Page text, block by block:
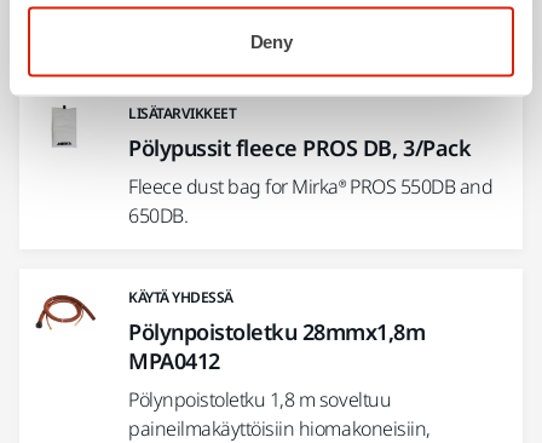
Deny
Liittyvät tuotteet
LISÄTARVIKKEET
Pölypussit fleece PROS DB, 3/Pack
Fleece dust bag for Mirka® PROS 550DB and
650DB.
KÄYTÄ YHDESSÄ
Pölynpoistoletku 28mmx1,8m
MPA0412
Pölynpoistoletku 1,8 m soveltuu
paineilmakäyttöisiin hiomakoneisiin,